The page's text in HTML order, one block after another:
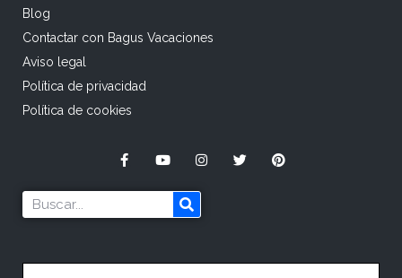
Blog
Contactar con Bagus Vacaciones
Aviso legal
Política de privacidad
Política de cookies